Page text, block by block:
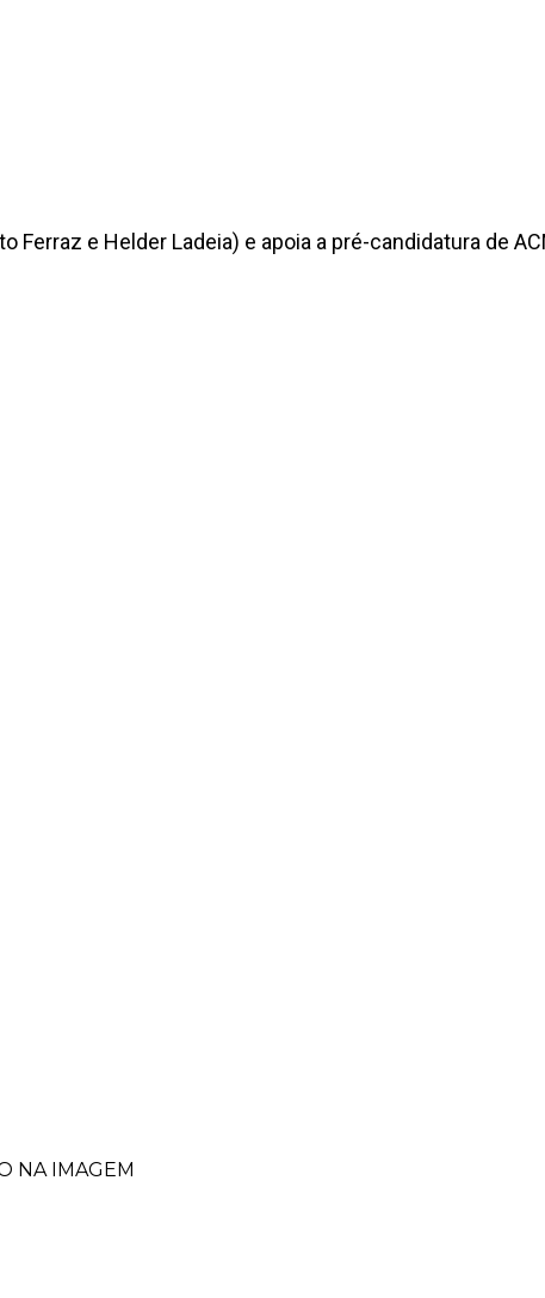
e Helder Ladeia) e apoia a pré-candidatura de
NA IMAGEM